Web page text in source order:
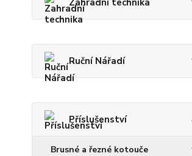
Zahradní technika
Ruční Nářadí
Příslušenství
Brusné a řezné kotouče